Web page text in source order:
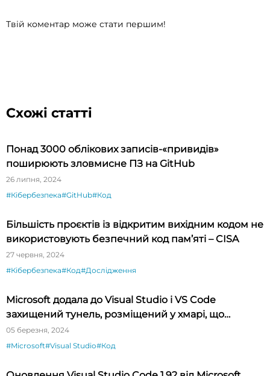
Твій коментар може стати першим!
Схожі статті
Понад 3000 облікових записів-«привидів»
поширюють зловмисне ПЗ на GitHub
26 липня, 2024
#Кібербезпека#GitHub#Код
Більшість проєктів із відкритим вихідним кодом не
використовують безпечний код пам’яті – CISA
27 червня, 2024
#Кібербезпека#Код#Дослідження
Microsoft додала до Visual Studio і VS Code
захищений тунель, розміщений у хмарі, що
спрощує тестування API
05 березня, 2024
#Microsoft#Visual Studio#Код